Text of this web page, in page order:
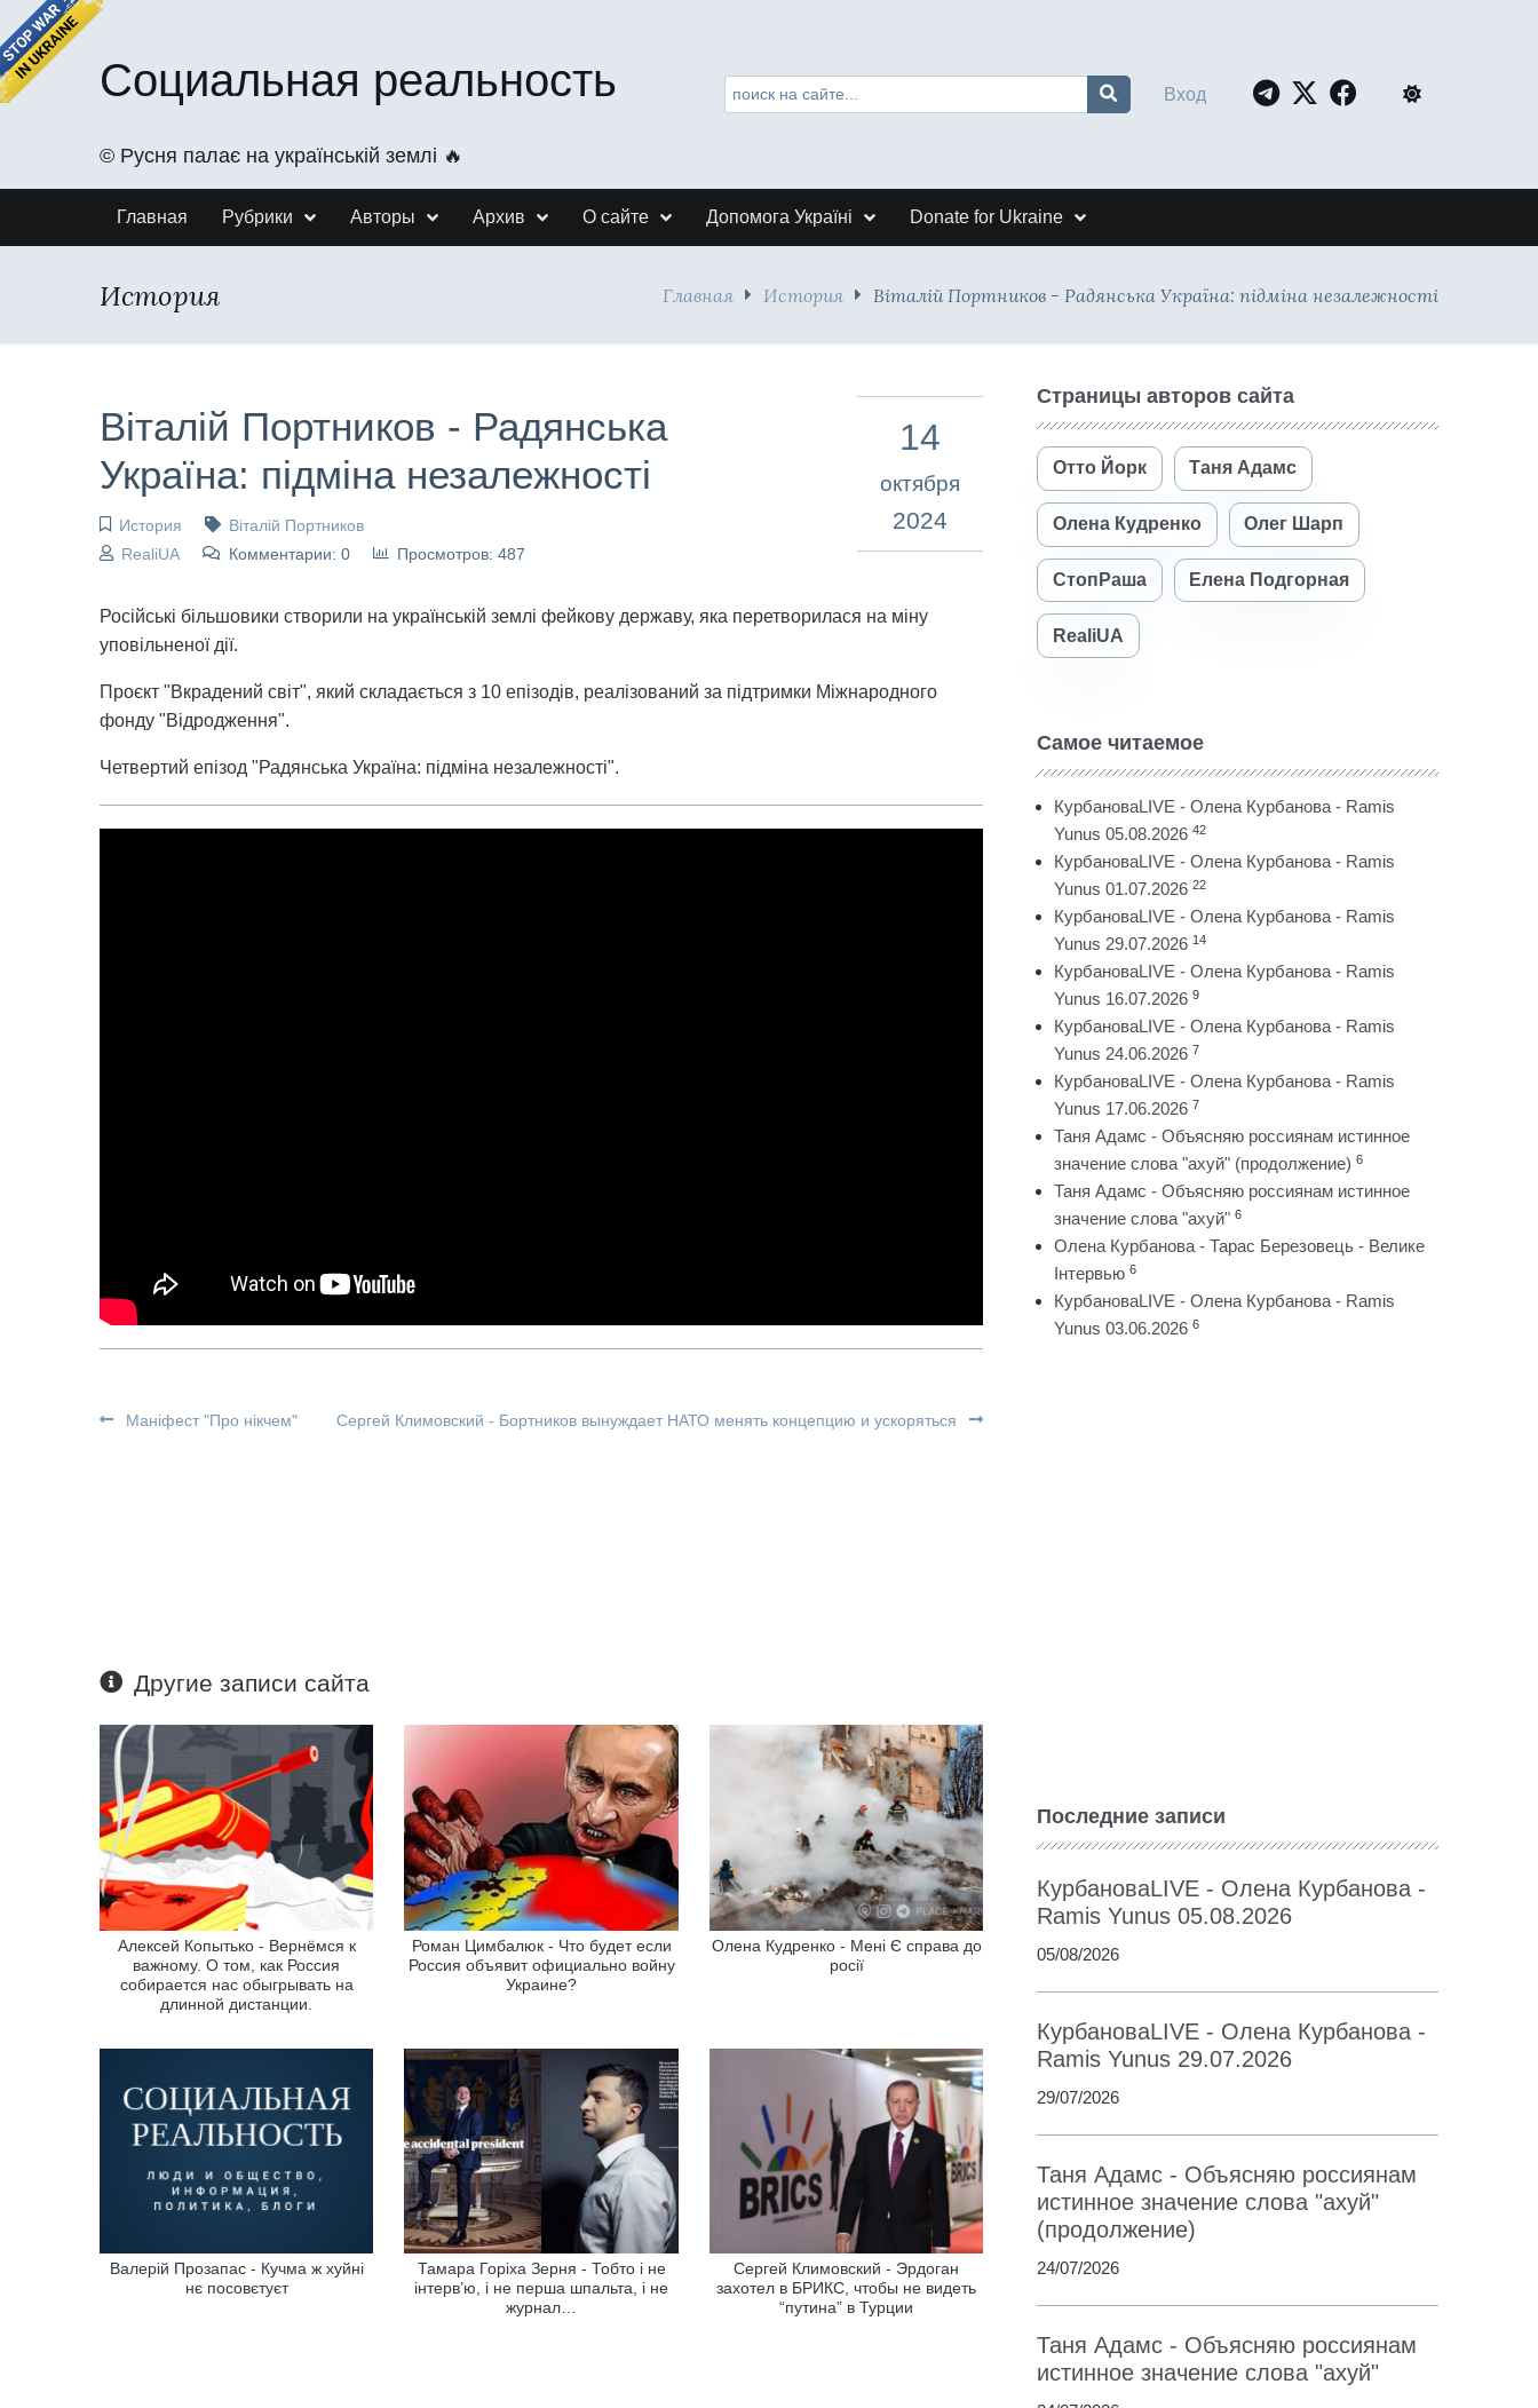
Социальная реальность
©️ Русня палає на українській землі 🔥
Вход
Главная Рубрики Авторы Архив О сайте Допомога Україні Donate for Ukraine
История Главная История Віталій Портников - Радянська Україна: підміна незалежності
Віталій Портников - Радянська
Україна: підміна незалежності
История
Віталій Портников
RealiUA
Комментарии: 0 Просмотров: 487
14
октября
2024
Російські більшовики створили на українській землі фейкову державу, яка перетворилася на міну
уповільненої дії.
Проєкт "Вкрадений світ", який складається з 10 епізодів, реалізований за підтримки Міжнародного
фонду "Відродження".
Четвертий епізод "Радянська Україна: підміна незалежності".
Маніфест "Про нікчем" Сергей Климовский - Бортников вынуждает НАТО менять концепцию и ускоряться
Другие записи сайта
Алексей Копытько - Вернёмся к
важному. О том, как Россия
собирается нас обыгрывать на
длинной дистанции.
Роман Цимбалюк - Что будет если
Россия объявит официально войну
Украине?
Олена Кудренко - Мені Є справа до
росії
Валерій Прозапас - Кучма ж хуйні
нє посовєтуєт
Тамара Горіха Зерня - Тобто і не
інтерв’ю, і не перша шпальта, і не
журнал…
Сергей Климовский - Эрдоган
захотел в БРИКС, чтобы не видеть
“путина” в Турции
Страницы авторов сайта
Отто Йорк Таня Адамс
Олена Кудренко Олег Шарп
СтопРаша Елена Подгорная
RealiUA
Самое читаемое
КурбановаLIVE - Олена Курбанова - Ramis
Yunus 05.08.2026 42
КурбановаLIVE - Олена Курбанова - Ramis
Yunus 01.07.2026 22
КурбановаLIVE - Олена Курбанова - Ramis
Yunus 29.07.2026 14
КурбановаLIVE - Олена Курбанова - Ramis
Yunus 16.07.2026 9
КурбановаLIVE - Олена Курбанова - Ramis
Yunus 24.06.2026 7
КурбановаLIVE - Олена Курбанова - Ramis
Yunus 17.06.2026 7
Таня Адамс - Объясняю россиянам истинное
значение слова "ахуй" (продолжение) 6
Таня Адамс - Объясняю россиянам истинное
значение слова "ахуй" 6
Олена Курбанова - Тарас Березовець - Велике
Інтервью 6
КурбановаLIVE - Олена Курбанова - Ramis
Yunus 03.06.2026 6
Последние записи
КурбановаLIVE - Олена Курбанова -
Ramis Yunus 05.08.2026
05/08/2026
КурбановаLIVE - Олена Курбанова -
Ramis Yunus 29.07.2026
29/07/2026
Таня Адамс - Объясняю россиянам
истинное значение слова "ахуй"
(продолжение)
24/07/2026
Таня Адамс - Объясняю россиянам
истинное значение слова "ахуй"